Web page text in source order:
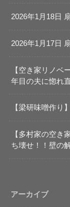
2026年1月18日
2026年1月17日
【空き家リノベ
年目の夫に惚れ
【梁研味噌作り
【多村家の空
ち壊せ！！壁の
アーカイブ